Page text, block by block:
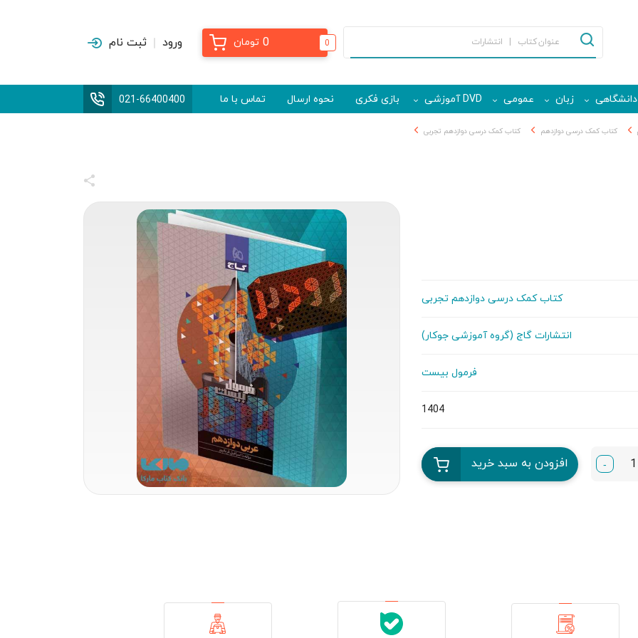
0
0 تومان ورود ثبت نام
دانشگاهی زبان عمومی DVD آموزشی بازی فکری نحوه ارسال تماس با ما 021-66400400
کتاب کمک درسی دوازدهم کتاب کمک درسی دوازدهم تجربی
کتاب کمک درسی دوازدهم تجربی
انتشارات گاج (گروه آموزشی جوکار)
فرمول بیست
1404
- افزودن به سبد خرید